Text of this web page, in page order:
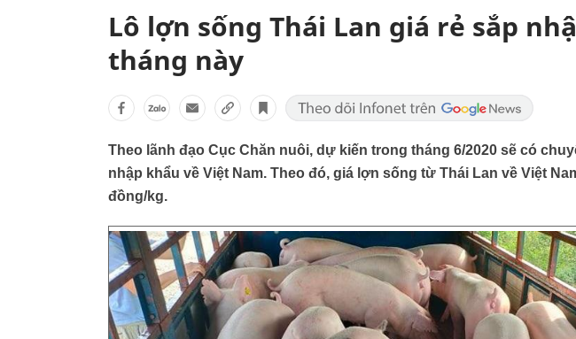
Lô lợn sống Thái Lan giá rẻ sắp
tháng này
Theo lãnh đạo Cục Chăn nuôi, dự kiến trong tháng 6/2020 sẽ có
nhập khẩu về Việt Nam. Theo đó, giá lợn sống từ Thái Lan về Việt
đồng/kg.